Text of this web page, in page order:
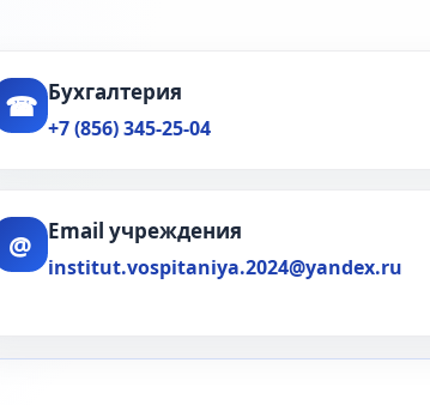
☎ Бухгалтерия
+7 (856) 345-25-04
@ Email учреждения
institut.vospitaniya.2024@yandex.ru